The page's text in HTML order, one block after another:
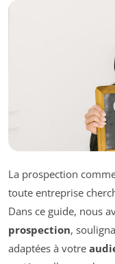
La prospection
toute entreprise
Dans ce guide, nous
prospection,
adaptées à votre